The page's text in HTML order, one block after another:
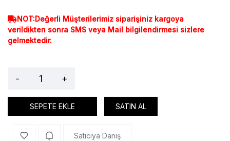
NOT:Değerli Müşterilerimiz siparişiniz kargoya
verildikten sonra SMS veya Mail bilgilendirmesi sizlere
gelmektedir.
- +
SEPETE EKLE SATIN AL
Satıcıya Danış